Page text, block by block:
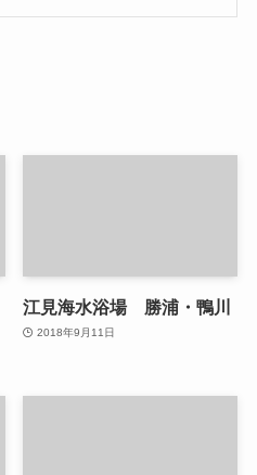
江見海水浴場 勝浦・鴨川
2018年9月11日